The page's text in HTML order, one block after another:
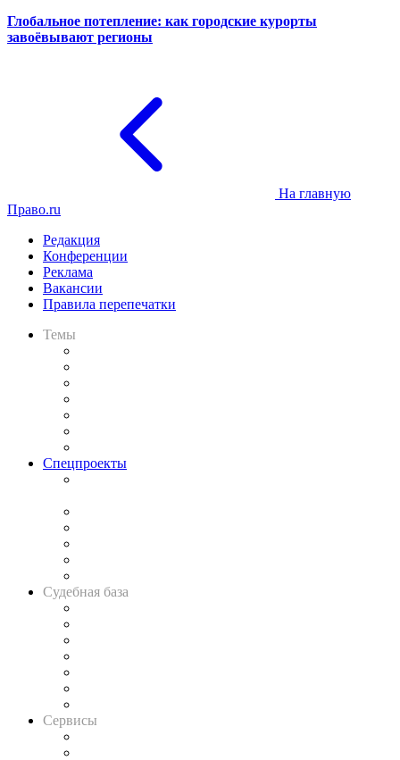
Глобальное потепление: как городские курорты
завоёвывают регионы
На главную
Право.ru
Редакция
Конференции
Реклама
Вакансии
Правила перепечатки
Темы
Спецпроекты
Судебная база
Сервисы